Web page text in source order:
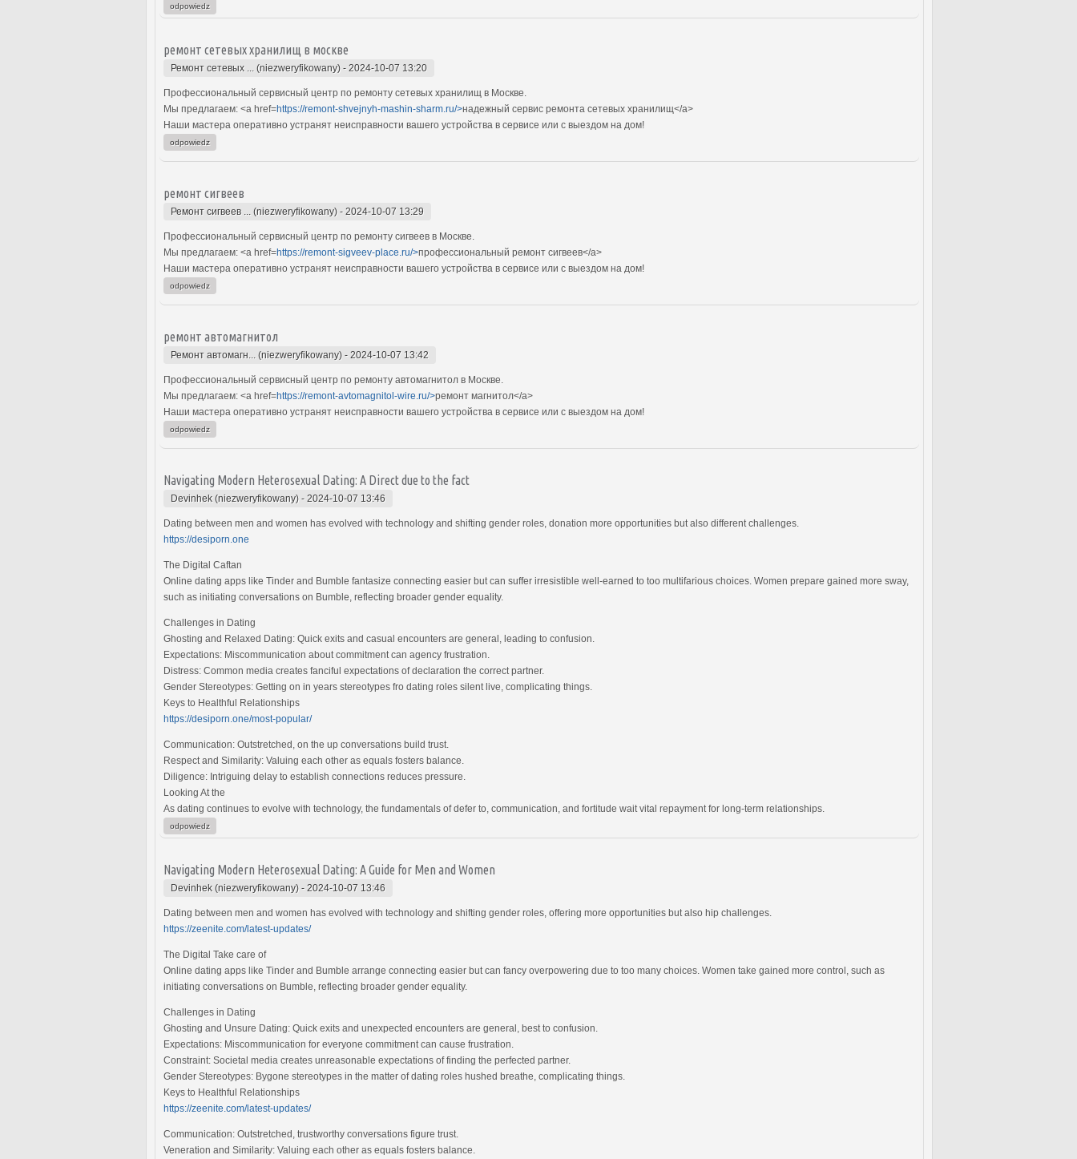
odpowiedz
ремонт сетевых хранилищ в москве
Ремонт сетевых ... (niezweryfikowany) - 2024-10-07 13:20
Профессиональный сервисный центр по ремонту сетевых хранилищ в Москве.
Мы предлагаем: <a href=https://remont-shvejnyh-mashin-sharm.ru/>надежный сервис ремонта сетевых хранилищ</a>
Наши мастера оперативно устранят неисправности вашего устройства в сервисе или с выездом на дом!
odpowiedz
ремонт сигвеев
Ремонт сигвеев ... (niezweryfikowany) - 2024-10-07 13:29
Профессиональный сервисный центр по ремонту сигвеев в Москве.
Мы предлагаем: <a href=https://remont-sigveev-place.ru/>профессиональный ремонт сигвеев</a>
Наши мастера оперативно устранят неисправности вашего устройства в сервисе или с выездом на дом!
odpowiedz
ремонт автомагнитол
Ремонт автомагн... (niezweryfikowany) - 2024-10-07 13:42
Профессиональный сервисный центр по ремонту автомагнитол в Москве.
Мы предлагаем: <a href=https://remont-avtomagnitol-wire.ru/>ремонт магнитол</a>
Наши мастера оперативно устранят неисправности вашего устройства в сервисе или с выездом на дом!
odpowiedz
Navigating Modern Heterosexual Dating: A Direct due to the fact
Devinhek (niezweryfikowany) - 2024-10-07 13:46
Dating between men and women has evolved with technology and shifting gender roles, donation more opportunities but also different challenges.
https://desiporn.one
The Digital Caftan
Online dating apps like Tinder and Bumble fantasize connecting easier but can suffer irresistible well-earned to too multifarious choices. Women prepare gained more sway,
such as initiating conversations on Bumble, reflecting broader gender equality.
Challenges in Dating
Ghosting and Relaxed Dating: Quick exits and casual encounters are general, leading to confusion.
Expectations: Miscommunication about commitment can agency frustration.
Distress: Common media creates fanciful expectations of declaration the correct partner.
Gender Stereotypes: Getting on in years stereotypes fro dating roles silent live, complicating things.
Keys to Healthful Relationships
https://desiporn.one/most-popular/
Communication: Outstretched, on the up conversations build trust.
Respect and Similarity: Valuing each other as equals fosters balance.
Diligence: Intriguing delay to establish connections reduces pressure.
Looking At the
As dating continues to evolve with technology, the fundamentals of defer to, communication, and fortitude wait vital repayment for long-term relationships.
odpowiedz
Navigating Modern Heterosexual Dating: A Guide for Men and Women
Devinhek (niezweryfikowany) - 2024-10-07 13:46
Dating between men and women has evolved with technology and shifting gender roles, offering more opportunities but also hip challenges.
https://zeenite.com/latest-updates/
The Digital Take care of
Online dating apps like Tinder and Bumble arrange connecting easier but can fancy overpowering due to too many choices. Women take gained more control, such as
initiating conversations on Bumble, reflecting broader gender equality.
Challenges in Dating
Ghosting and Unsure Dating: Quick exits and unexpected encounters are general, best to confusion.
Expectations: Miscommunication for everyone commitment can cause frustration.
Constraint: Societal media creates unreasonable expectations of finding the perfected partner.
Gender Stereotypes: Bygone stereotypes in the matter of dating roles hushed breathe, complicating things.
Keys to Healthful Relationships
https://zeenite.com/latest-updates/
Communication: Outstretched, trustworthy conversations figure trust.
Veneration and Similarity: Valuing each other as equals fosters balance.